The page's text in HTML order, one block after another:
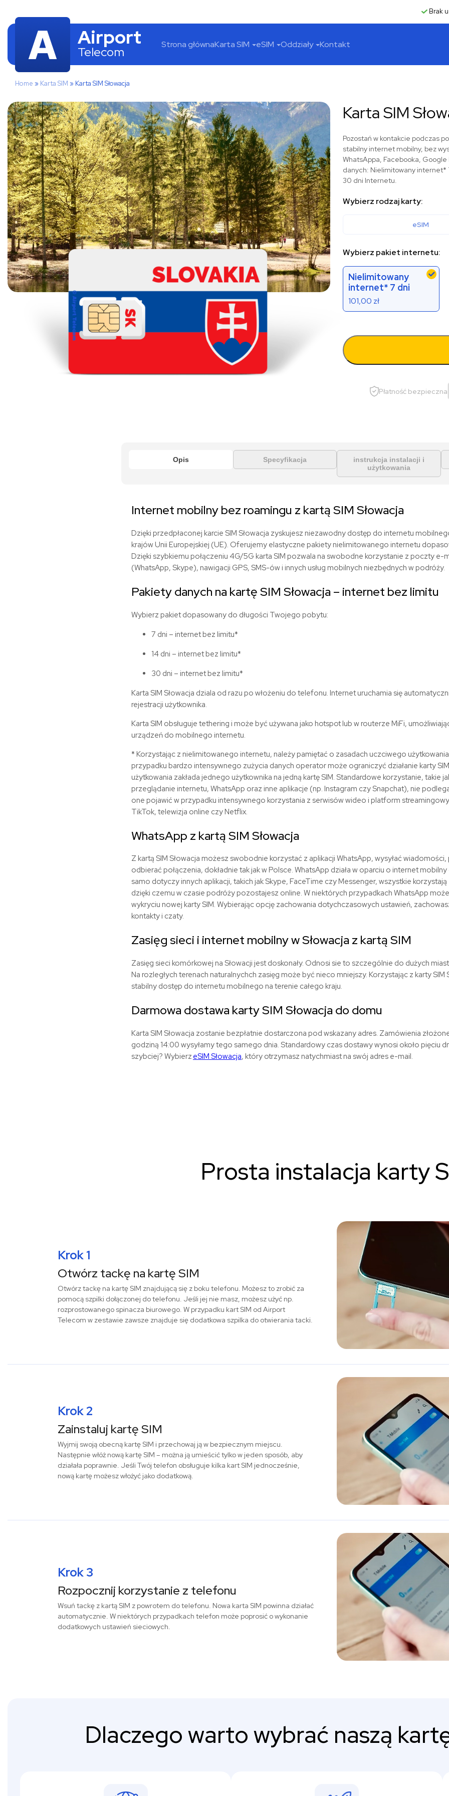
Brak
Airport
Telecom Strona głównaKarta SIM eSIM Oddziały Kontakt
Home » Karta SIM » Karta SIM Słowacja
Karta SIM
Pozostań w kontakcie podczas
stabilny internet mobilny, bez
WhatsAppa, Facebooka,
danych: Nielimitowany
30 dni Internetu.
Wybierz rodzaj karty:
eSIM
Wybierz pakiet internetu:
Nielimitowany
internet* 7 dni
101,00 zł
Płatność bezpieczna
Opis Specyfikacja
instrukcja instalacji i
użytkowania
Internet mobilny bez roamingu z kartąSIM Słowacja
Dzięki przedpłaconej karcie SIM Słowacja zyskujesz niezawodny dostęp do internetu
krajów Unii Europejskiej (UE). Oferujemy elastyczne pakiety nielimitowanego internetu
Dzięki szybkiemu połączeniu 4G/5G karta SIM pozwala na swobodne korzystanie z poczty e-
(WhatsApp, Skype), nawigacji GPS, SMS-ów i innych usług mobilnych niezbędnych w podróży.
Pakiety danych na kartę SIM Słowacja – internet bez limitu
Wybierz pakiet dopasowany do długości Twojego pobytu:
7 dni – internet bez limitu*
14 dni – internet bez limitu*
30 dni – internet bez limitu*
Karta SIM Słowacja dziala od razu po włożeniu do telefonu. Internet uruchamia się
rejestracji użytkownika.
Karta SIM obsługuje tethering i może być używana jako hotspot lub w routerze MiFi,
urządzeń do mobilnego internetu.
* Korzystając z nielimitowanego internetu, należy pamiętać o zasadach uczciwego
przypadku bardzo intensywnego zużycia danych operator może ograniczyć działanie karty
użytkowania zakłada jednego użytkownika na jedną kartę SIM. Standardowe korzystanie, takie
przeglądanie internetu, WhatsApp oraz inne aplikacje (np. Instagram czy Snapchat), nie
one pojawić w przypadku intensywnego korzystania z serwisów wideo i platform
TikTok, telewizja online czy Netflix.
WhatsApp z kartą SIM Słowacja
Z kartą SIM Słowacja możesz swobodnie korzystać z aplikacji WhatsApp, wysyłać
odbierać połączenia, dokładnie tak jak w Polsce. WhatsApp działa w oparciu o internet
samo dotyczy innych aplikacji, takich jak Skype, FaceTime czy Messenger, wszystkie
dzięki czemu w czasie podróży pozostajesz online. W niektórych przypadkach WhatsApp
wykryciu nowej karty SIM. Wybierając opcję zachowania dotychczasowych ustawień,
kontakty i czaty.
Zasięg sieci i internet mobilnywSłowacja z kartąSIM
Zasięg sieci komórkowej na Słowacji jest doskonały. Odnosi sie to szczególnie do dużych
Na rozległych terenach naturalnychch zasięg może być nieco mniejszy. Korzystając z karty SIM
stabilny dostęp do internetu mobilnego na terenie całego kraju.
Darmowa dostawa karty SIM Słowacja do domu
Karta SIM Słowacja zostanie bezpłatnie dostarczona pod wskazany adres. Zamówienia
godziną 14:00 wysyłamy tego samego dnia. Standardowy czas dostawy wynosi około pięciu
szybciej? Wybierz eSIM Słowacja, który otrzymasz natychmiast na swój adres e-mail.
Prosta instalacja karty
Krok 1
Otwórz tackę na kartę SIM
Otwórz tackę na kartę SIM znajdującą się z boku telefonu. Możesz to zrobić za
pomocą szpilki dołączonej do telefonu. Jeśli jej nie masz, możesz użyć np.
rozprostowanego spinacza biurowego. W przypadku kart SIM od Airport
Telecom w zestawie zawsze znajduje się dodatkowa szpilka do otwierania tacki.
Krok 2
Zainstaluj kartę SIM
Wyjmij swoją obecną kartę SIM i przechowaj ją w bezpiecznym miejscu.
Następnie włóż nową kartę SIM – można ją umieścić tylko w jeden sposób, aby
działała poprawnie. Jeśli Twój telefon obsługuje kilka kart SIM jednocześnie,
nową kartę możesz włożyć jako dodatkową.
Krok 3
Rozpocznij korzystanie z telefonu
Wsuń tackę z kartą SIM z powrotem do telefonu. Nowa karta SIM powinna działać
automatycznie. W niektórych przypadkach telefon może poprosić o wykonanie
dodatkowych ustawień sieciowych.
Dlaczego warto wybrać naszą